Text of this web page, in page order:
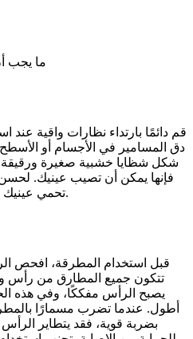
ما يجب
قم دائمًا بارتداء نظارات واقية
دق المسامير في الأجسام أو
شكل شظايا خشبية صغيرة ورقيقة.
فإنها يمكن أن تصيب عينيك.
تحمي عينيك من الشظايا وغيرها من الحطام.
قبل استخدام المطرقة، افحص
تتكون جميع المطارق من رأس
يصبح الرأس مفككًا، وفي هذه
أطول. عندما تضرب مسمارًا
بضربة قوية، فقد يتطاير